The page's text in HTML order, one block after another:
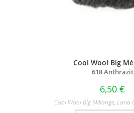
Cool Wool Big
618 Anthrazit
6,50 €
Cool Wool Big Mélange, Lana